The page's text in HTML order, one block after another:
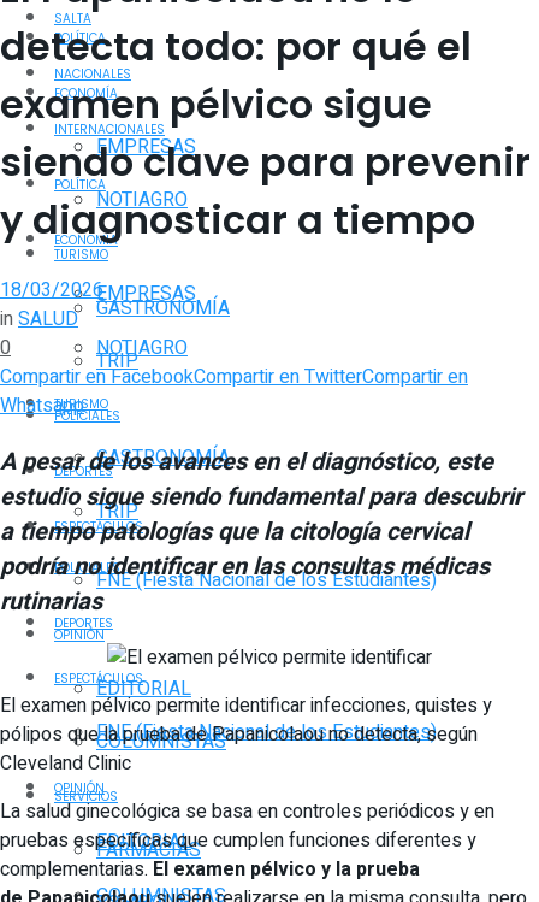
POLÍTICA
ECONOMÍA
EMPRESAS
NOTIAGRO
TURISMO
GASTRONOMÍA
TRIP
POLICIALES
DEPORTES
ESPECTÁCULOS
FNE (Fiesta Nacional de los Estudiantes)
OPINIÓN
EDITORIAL
COLUMNISTAS
SERVICIOS
FARMACIAS
SALTA
NACIONALES
INTERNACIONALES
POLÍTICA
ECONOMÍA
EMPRESAS
NOTIAGRO
TURISMO
GASTRONOMÍA
TRIP
POLICIALES
DEPORTES
ESPECTÁCULOS
FNE (Fiesta Nacional de los Estudiantes)
OPINIÓN
EDITORIAL
COLUMNISTAS
detecta todo: por qué el
examen pélvico sigue
siendo clave para prevenir
y diagnosticar a tiempo
18/03/2026
inSALUD
0
Compartir en FacebookCompartir en TwitterCompartir en
Whatsapp
A pesar de los avances en el diagnóstico, este
estudio sigue siendo fundamental para descubrir
a tiempo patologías que la citología cervical
podría no identificar en las consultas médicas
rutinarias
El examen pélvico permite identificar infecciones, quistes y
pólipos que la prueba de Papanicolaou no detecta, según
Cleveland Clinic
La salud ginecológica se basa en controles periódicos y en
pruebas específicas que cumplen funciones diferentes y
complementarias. El examen pélvico y la prueba